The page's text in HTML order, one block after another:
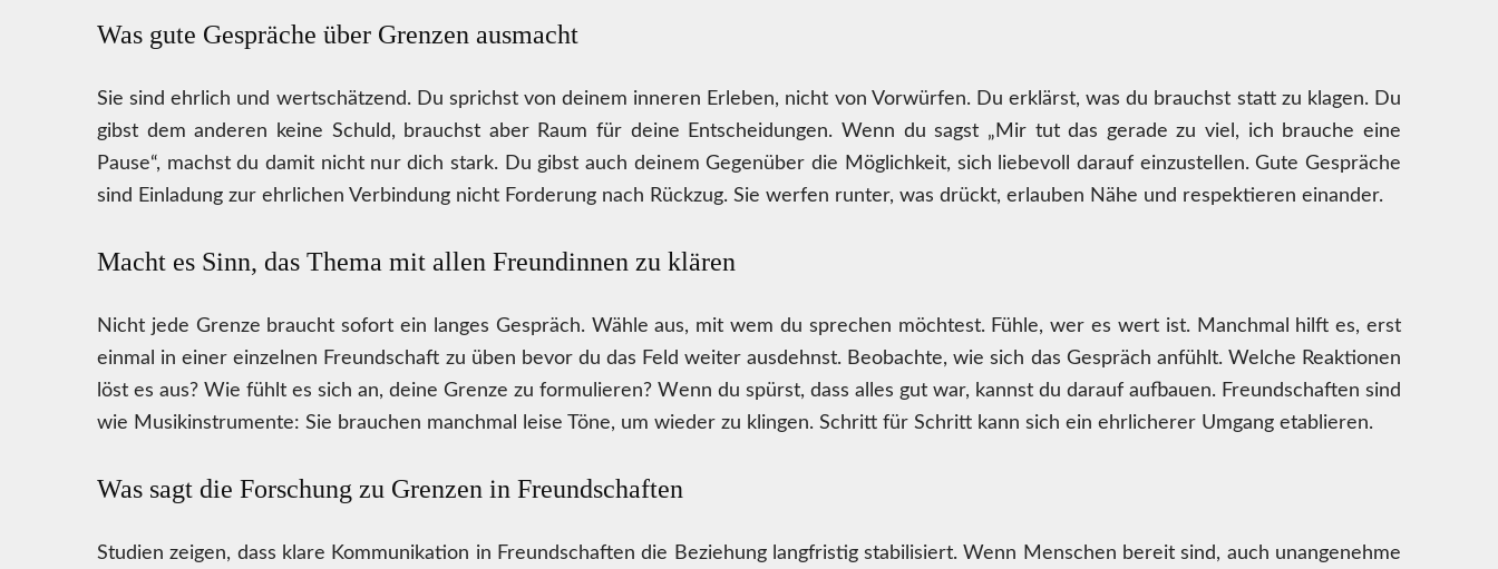
Was gute Gespräche über Grenzen ausmacht
Sie sind ehrlich und wertschätzend. Du sprichst von deinem inneren Erleben, nicht von Vorwürfen. Du erklärst, was du brauchst statt zu klagen. Du
gibst dem anderen keine Schuld, brauchst aber Raum für deine Entscheidungen. Wenn du sagst „Mir tut das gerade zu viel, ich brauche eine
Pause“, machst du damit nicht nur dich stark. Du gibst auch deinem Gegenüber die Möglichkeit, sich liebevoll darauf einzustellen. Gute Gespräche
sind Einladung zur ehrlichen Verbindung nicht Forderung nach Rückzug. Sie werfen runter, was drückt, erlauben Nähe und respektieren einander.
Macht es Sinn, das Thema mit allen Freundinnen zu klären
Nicht jede Grenze braucht sofort ein langes Gespräch. Wähle aus, mit wem du sprechen möchtest. Fühle, wer es wert ist. Manchmal hilft es, erst
einmal in einer einzelnen Freundschaft zu üben bevor du das Feld weiter ausdehnst. Beobachte, wie sich das Gespräch anfühlt. Welche Reaktionen
löst es aus? Wie fühlt es sich an, deine Grenze zu formulieren? Wenn du spürst, dass alles gut war, kannst du darauf aufbauen. Freundschaften sind
wie Musikinstrumente: Sie brauchen manchmal leise Töne, um wieder zu klingen. Schritt für Schritt kann sich ein ehrlicherer Umgang etablieren.
Was sagt die Forschung zu Grenzen in Freundschaften
Studien zeigen, dass klare Kommunikation in Freundschaften die Beziehung langfristig stabilisiert. Wenn Menschen bereit sind, auch unangenehme